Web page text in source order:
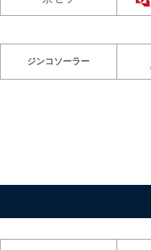
ジンコソーラー